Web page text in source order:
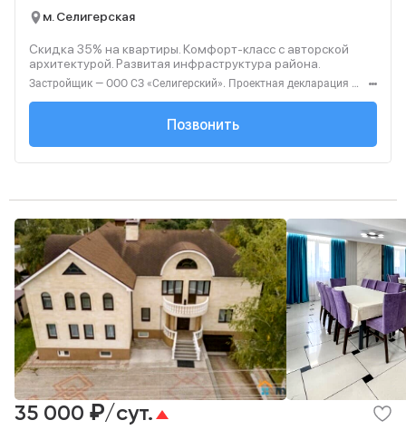
м. Селигерская
Скидка 35% на квартиры. Комфорт‑класс с авторской
архитектурой. Развитая инфраструктура района.
Застройщик — ООО СЗ «Селигерский». Проектная декларация — наш.дом.рф. Акция до 28.02.26. Не оферта. Подробности — Level.ru
+7 (495) 127-68-...
Позвонить
35 000 ₽/сут.